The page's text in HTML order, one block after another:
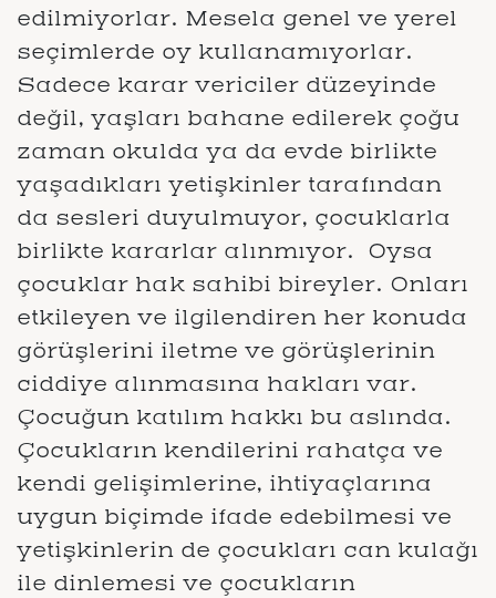
edilmiyorlar. Mesela genel ve yerel
seçimlerde oy kullanamıyorlar.
Sadece karar vericiler düzeyinde
değil, yaşları bahane edilerek çoğu
zaman okulda ya da evde birlikte
yaşadıkları yetişkinler tarafından
da sesleri duyulmuyor, çocuklarla
birlikte kararlar alınmıyor. Oysa
çocuklar hak sahibi bireyler. Onları
etkileyen ve ilgilendiren her konuda
görüşlerini iletme ve görüşlerinin
ciddiye alınmasına hakları var.
Çocuğun katılım hakkı bu aslında.
Çocukların kendilerini rahatça ve
kendi gelişimlerine, ihtiyaçlarına
uygun biçimde ifade edebilmesi ve
yetişkinlerin de çocukları can kulağı
ile dinlemesi ve çocukların